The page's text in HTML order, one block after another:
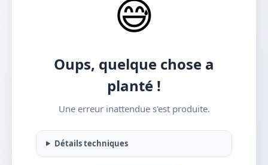
😅
Oups, quelque chose a
planté !
Une erreur inattendue s'est produite.
Détails techniques